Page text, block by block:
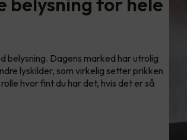
Dagens marked har utrolig
lyskilder, som virkelig setter prikken
hvor fint du har det, hvis det er så